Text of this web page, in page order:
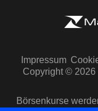
Impressum
Copyright © 2026
Börsenkurse